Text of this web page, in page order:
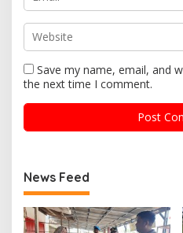
Save my name, email, and
the next time I comment.
News Feed